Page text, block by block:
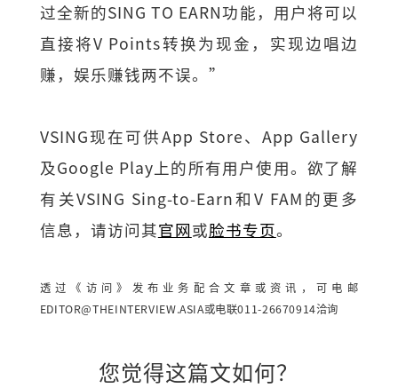
过全新的SING TO EARN功能，用户将可以
直接将V Points转换为现金，实现边唱边
赚，娱乐赚钱两不误。”
VSING现在可供App Store、App Gallery
及Google Play上的所有用户使用。欲了解
有关VSING Sing-to-Earn和V FAM的更多
信息，请访问其官网或脸书专页。
透过《访问》发布业务配合文章或资讯，可电邮
EDITOR@THEINTERVIEW.ASIA或电联011-26670914洽询
您觉得这篇文如何？